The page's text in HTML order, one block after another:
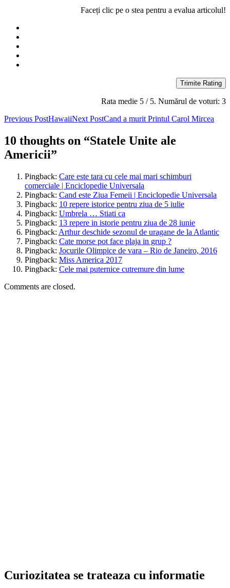
Faceți clic pe o stea pentru a evalua articolul!
Trimite Rating
Rata medie 5 / 5. Numărul de voturi: 3
Post
navigation
Previous PostHawaiiNext PostCand a murit Printul Carol Mircea
10 thoughts on “Statele Unite ale
Americii”
Pingback: Care este tara cu cele mai mari schimburi
comerciale | Enciclopedie Universala
Pingback: Cand este Ziua Femeii | Enciclopedie Universala
Pingback: 10 repere istorice pentru ziua de 5 iulie
Pingback: Umbrela … Stiati ca
Pingback: 13 repere in istorie pentru ziua de 28 iunie
Pingback: Arthur deschide sezonul de uragane de la Atlantic
Pingback: Cate morse pot face plaja in grup ?
Pingback: Jocurile Olimpice de vara – Rio de Janeiro, 2016
Pingback: Miss America 2017
Pingback: Cele mai puternice cutremure din lume
Comments are closed.
Curiozitatea se trateaza cu informatie